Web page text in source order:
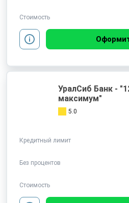
Стоимость
УралСиб Банк -
максимум"
5.0
Кредитный лимит
Без процентов
Стоимость